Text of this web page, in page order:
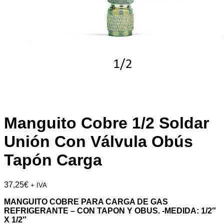
Manguito Cobre 1/2 Soldar
Unión Con Válvula Obús
Tapón Carga
37,25€ + IVA
MANGUITO COBRE PARA CARGA DE GAS
REFRIGERANTE – CON TAPON Y OBUS. -MEDIDA: 1/2″
X 1/2″